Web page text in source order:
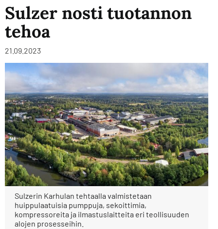
Sulzer nosti tuotannon
tehoa
21.09.2023
Sulzerin Karhulan tehtaalla valmistetaan
huippulaatuisia pumppuja, sekoittimia,
kompressoreita ja ilmastuslaitteita eri teollisuuden
alojen prosesseihin.